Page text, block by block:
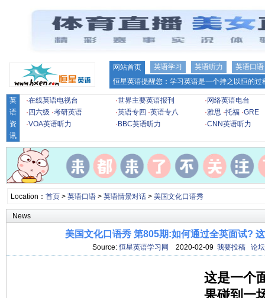
网站首页 英语学习 英语听力
英语口语
恒星英语提醒您：学习英语是一个持之以恒的
英
语
资
讯
·在线英语电视台 ·世界主要英语报刊 · 网络英语电台
· 四六级 ·考研英语 ·英语专四 ·英语专八 ·雅思 ·托福 ·GRE
·VOA英语听力 · BBC英语听力 ·CNN英语听力
Location： 首页> 英语口语> 英语情景对话> 美国文化口语秀
News
美国文化口语秀 第805期:如何通过全英面试?
Source:恒星英语学习网 2020-02-09 我要投稿 论坛
这是一个
果碰到一